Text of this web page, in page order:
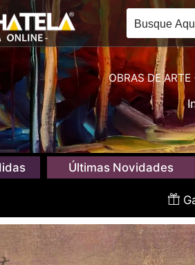
OBRAS DE ARTE
Últimas Novidades